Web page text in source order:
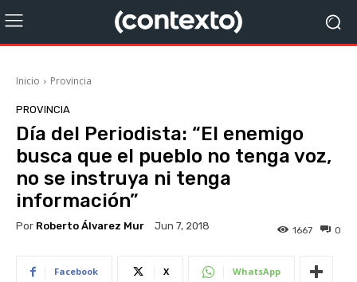
Inicio Provincia
PROVINCIA
Día del Periodista: “El enemigo
busca que el pueblo no tenga voz,
no se instruya ni tenga
información”
Por Roberto Álvarez Mur Jun 7, 2018 0
1667
Facebook X WhatsApp